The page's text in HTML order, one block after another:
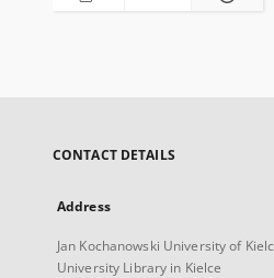
CONTACT DETAILS
Address
Jan Kochanowski University of
University Library in Kielce